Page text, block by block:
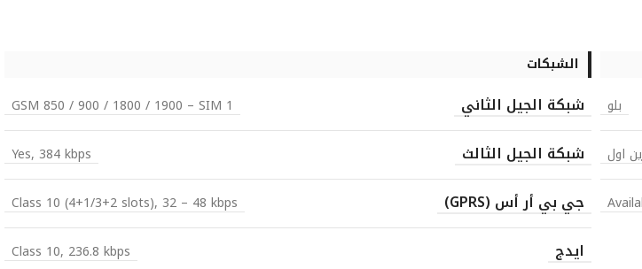
بلو
الشبكات
شبكة الجيل الثاني GSM 850 / 900 / 1800 / 1900 – SIM 1
شبكة الجيل الثالث Yes, 384 kbps
جي بي أر أس (GPRS) Class 10 (4+1/3+2 slots), 32 – 48 kbps
ايدج Class 10, 236.8 kbps